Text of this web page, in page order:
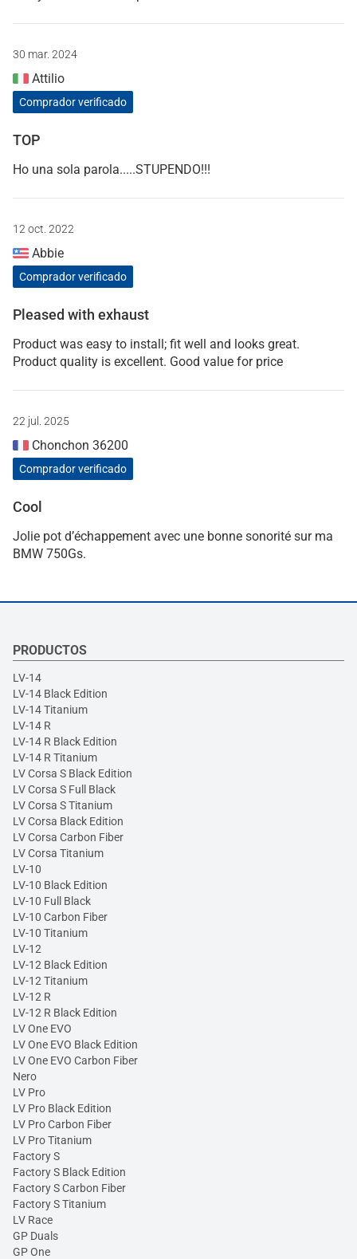
30 mar. 2024
Attilio
Comprador verificado
TOP
Ho una sola parola.....STUPENDO!!!
12 oct. 2022
Abbie
Comprador verificado
Pleased with exhaust
Product was easy to install; fit well and looks great.
Product quality is excellent. Good value for price
22 jul. 2025
Chonchon 36200
Comprador verificado
Cool
Jolie pot d’échappement avec une bonne sonorité sur ma
BMW 750Gs.
PRODUCTOS
LV-14
LV-14 Black Edition
LV-14 Titanium
LV-14 R
LV-14 R Black Edition
LV-14 R Titanium
LV Corsa S Black Edition
LV Corsa S Full Black
LV Corsa S Titanium
LV Corsa Black Edition
LV Corsa Carbon Fiber
LV Corsa Titanium
LV-10
LV-10 Black Edition
LV-10 Full Black
LV-10 Carbon Fiber
LV-10 Titanium
LV-12
LV-12 Black Edition
LV-12 Titanium
LV-12 R
LV-12 R Black Edition
LV One EVO
LV One EVO Black Edition
LV One EVO Carbon Fiber
Nero
LV Pro
LV Pro Black Edition
LV Pro Carbon Fiber
LV Pro Titanium
Factory S
Factory S Black Edition
Factory S Carbon Fiber
Factory S Titanium
LV Race
GP Duals
GP One